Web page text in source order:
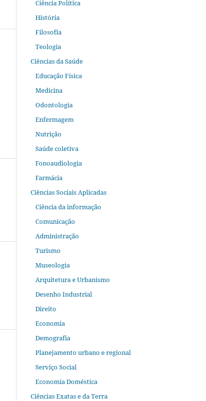
Ciência Política
História
Filosofia
Teologia
Ciências da Saúde
Educação Física
Medicina
Odontologia
Enfermagem
Nutrição
Saúde coletiva
Fonoaudiologia
Farmácia
Ciências Sociais Aplicadas
Ciência da informação
Comunicação
Administração
Turismo
Museologia
Arquitetura e Urbanismo
Desenho Industrial
Direito
Economia
Demografia
Planejamento urbano e regional
Serviço Social
Economia Doméstica
Ciências Exatas e da Terra